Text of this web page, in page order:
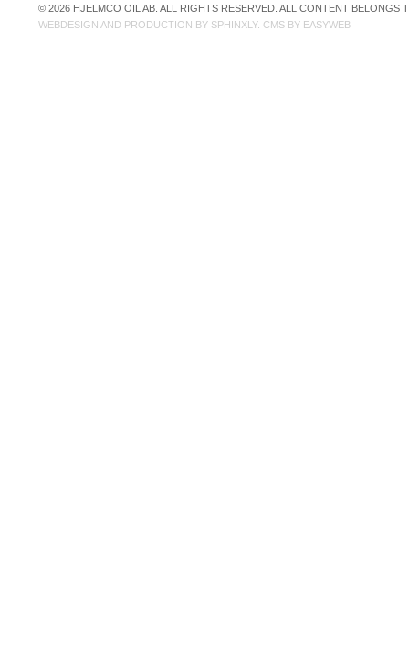
© 2026 HJELMCO OIL AB. ALL RIGHTS RESERVED. ALL CONTENT
WEBDESIGN AND PRODUCTION BY SPHINXLY. CMS BY EASYWEB